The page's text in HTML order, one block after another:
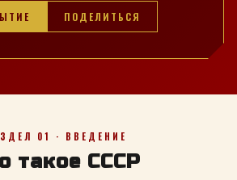
ПОДЕЛИТЬСЯ
01 · ВВЕДЕНИЕ
такое СССР